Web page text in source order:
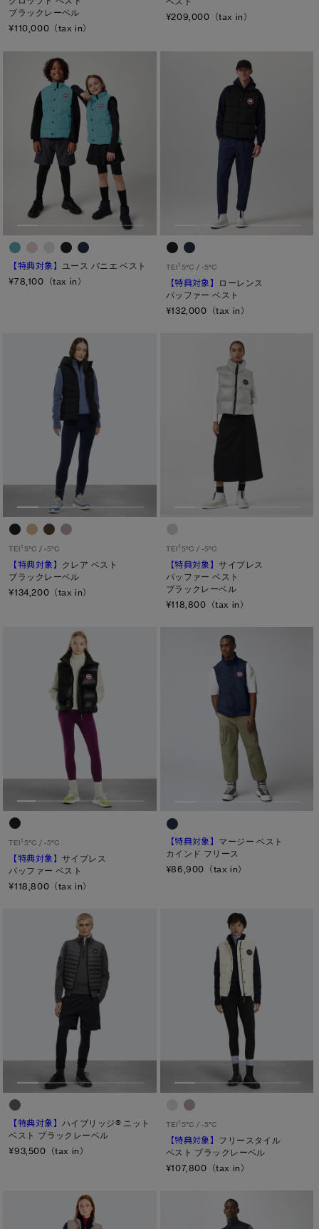
ブラックレーベル
¥110,000（tax in）
¥209,000（tax in）
【特典対象】
ユース バニエ ベスト
¥78,100（tax in）
TEI15°C / -5°C
【特典対象】
ローレンス
パッファー ベスト
¥132,000（tax in）
TEI1 5°C / -5°C
【特典対象】 クレア ベスト
ブラックレーベル
¥134,200（tax in）
TEI15°C / -5°C
【特典対象】サイプレス
パッファー ベスト
ブラックレーベル
¥118,800（tax in）
TEI1 5°C / -5°C
【特典対象】サイプレス
パッファー ベスト
¥118,800（tax in）
【特典対象】 マージー ベスト
カインド フリース
¥86,900（tax in）
【特典対象】 ハイブリッジ® ニット
ベスト ブラックレーベル
¥93,500（tax in）
TEI15°C / -5°C
【特典対象】 フリースタイル
ベスト ブラックレーベル
¥107,800（tax in）